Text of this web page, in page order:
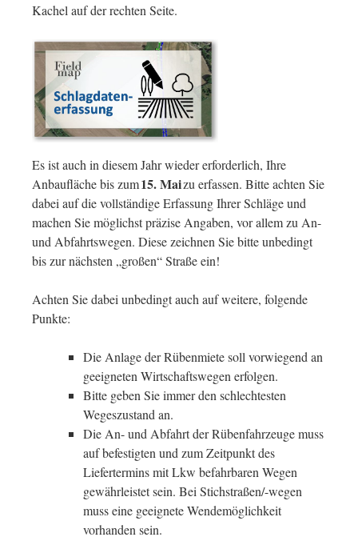
Kachel auf der rechten Seite.
Es ist auch in diesem Jahr wieder erforderlich, Ihre
Anbaufläche bis zum15. Maizu erfassen. Bitte achten Sie
dabei auf die vollständige Erfassung Ihrer Schläge und
machen Sie möglichst präzise Angaben, vor allem zu An-
und Abfahrtswegen. Diese zeichnen Sie bitte unbedingt
bis zur nächsten „großen“ Straße ein!
Achten Sie dabei unbedingt auch auf weitere, folgende
Punkte:
Die Anlage der Rübenmiete soll vorwiegend an
geeigneten Wirtschaftswegen erfolgen.
Bitte geben Sie immer den schlechtesten
Wegeszustand an.
Die An- und Abfahrt der Rübenfahrzeuge muss
auf befestigten und zum Zeitpunkt des
Liefertermins mit Lkw befahrbaren Wegen
gewährleistet sein. Bei Stichstraßen/-wegen
muss eine geeignete Wendemöglichkeit
vorhanden sein.